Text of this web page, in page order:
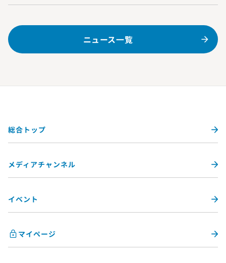
ニュース一覧
総合トップ
メディアチャンネル
イベント
マイページ